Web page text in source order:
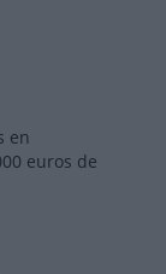
en
euros de